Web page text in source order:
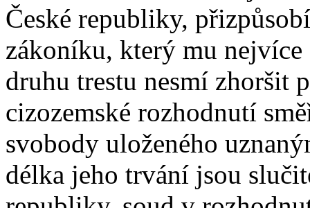
České republiky,
zákoníku, který mu
druhu trestu nesmí zhoršit
cizozemské rozhodnutí
svobody uloženého
délka jeho trvání jsou